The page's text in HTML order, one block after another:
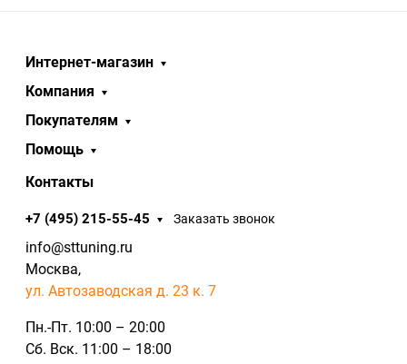
Интернет-магазин
Компания
Покупателям
Помощь
Контакты
+7 (495) 215-55-45 Заказать звонок
info@sttuning.ru
Москва,
ул. Автозаводская д. 23 к. 7
Пн.-Пт. 10:00 – 20:00
Сб. Вск. 11:00 – 18:00